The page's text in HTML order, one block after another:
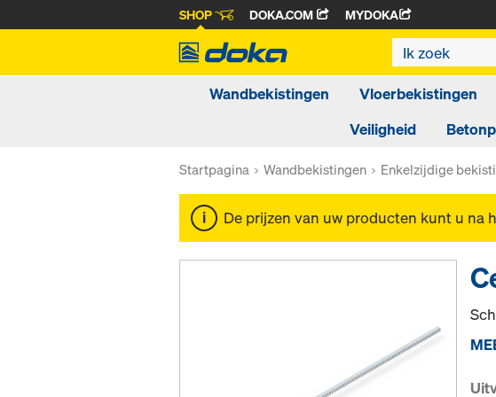
SHOP DOKA.COM MYDOKA
Wandbekistingen Vloerbekistingen
Veiligheid
Startpagina Wandbekistingen Enkelzijdige
De prijzen van uw producten kunt u na